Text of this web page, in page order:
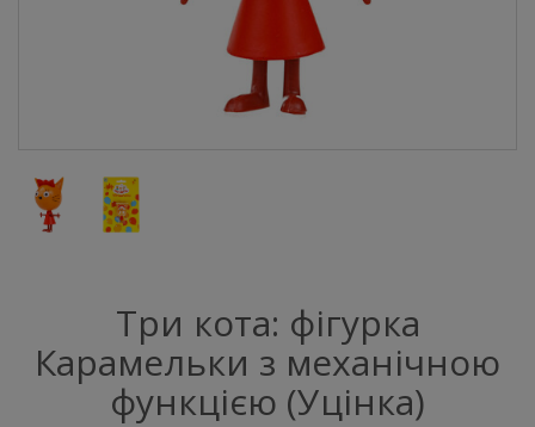
Три кота: фігурка
Карамельки з механічною
функцією (Уцінка)